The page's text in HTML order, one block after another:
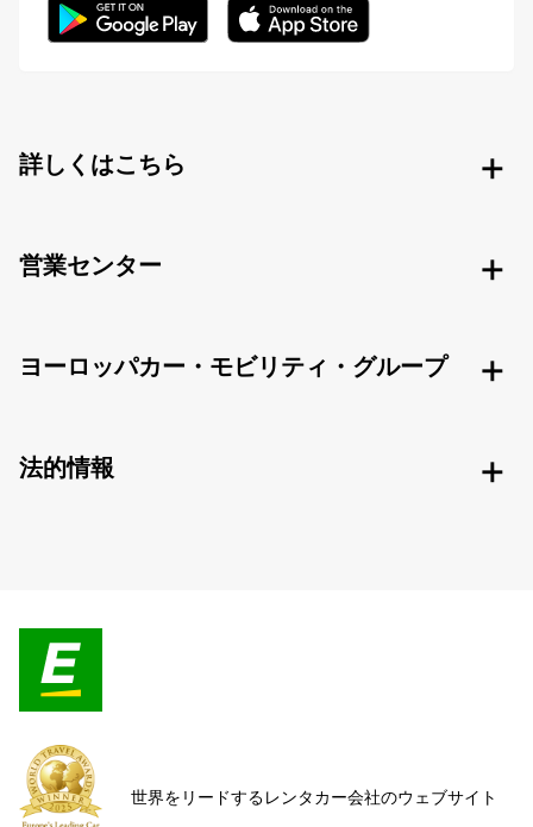
詳しくはこちら
営業センター
ヨーロッパカー・モビリティ・グループ
法的情報
世界をリードするレンタカー会社のウェブサイト